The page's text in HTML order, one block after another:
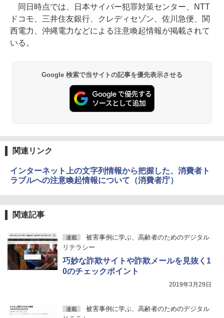
同日時点では、日本サイバー犯罪対策センター、NTT
ドコモ、三井住友銀行、クレディセゾン、佐川急便、関
西電力、沖縄電力などによる注意喚起情報が掲載されて
いる。
Google 検索で当サイトの記事を優先表示させる
関連リンク
インターネット上の文字列情報から把握した、消費者ト
ラブルへの注意喚起情報について（消費者庁）
関連記事
連載
被害事例に学ぶ、高齢者のためのデジタル
リテラシー
巧妙な詐欺サイトや詐欺メールを見抜く1
0のチェックポイント
2019年3月29日
連載
被害事例に学ぶ、高齢者のためのデジタル